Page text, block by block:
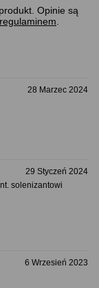
Opinie są
regulaminem
28 Marzec 2024
29 Styczeń 2024
solenizantowi
6 Wrzesień 2023